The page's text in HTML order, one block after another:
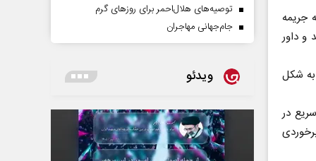
جریمه
داور
به شکل
سریع در
توصیه‌های هلال‌احمر برای روز‌های گرم
جام‌جهانی مهاجران
ویدئو